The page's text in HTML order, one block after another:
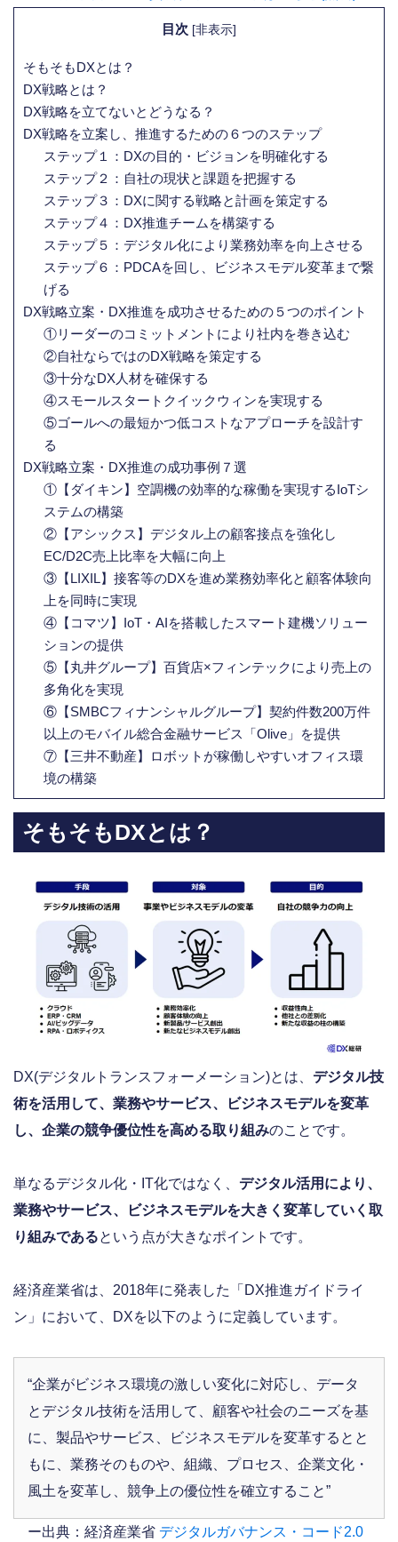
目次 [非表示]
そもそもDXとは？
DX戦略とは？
DX戦略を立てないとどうなる？
DX戦略を立案し、推進するための６つのステップ
ステップ１：DXの目的・ビジョンを明確化する
ステップ２：自社の現状と課題を把握する
ステップ３：DXに関する戦略と計画を策定する
ステップ４：DX推進チームを構築する
ステップ５：デジタル化により業務効率を向上させる
ステップ６：PDCAを回し、ビジネスモデル変革まで繋
げる
DX戦略立案・DX推進を成功させるための５つのポイント
①リーダーのコミットメントにより社内を巻き込む
②自社ならではのDX戦略を策定する
③十分なDX人材を確保する
④スモールスタートクイックウィンを実現する
⑤ゴールへの最短かつ低コストなアプローチを設計す
る
DX戦略立案・DX推進の成功事例７選
①【ダイキン】空調機の効率的な稼働を実現するIoTシ
ステムの構築
②【アシックス】デジタル上の顧客接点を強化し
EC/D2C売上比率を大幅に向上
③【LIXIL】接客等のDXを進め業務効率化と顧客体験向
上を同時に実現
④【コマツ】IoT・AIを搭載したスマート建機ソリュー
ションの提供
⑤【丸井グループ】百貨店×フィンテックにより売上の
多角化を実現
⑥【SMBCフィナンシャルグループ】契約件数200万件
以上のモバイル総合金融サービス「Olive」を提供
⑦【三井不動産】ロボットが稼働しやすいオフィス環
境の構築
そもそもDXとは？
DX(デジタルトランスフォーメーション)とは、 デジタル技
術を活用して、業務やサービス、ビジネスモデルを変革
し、企業の競争優位性を高める取り組みのことです。
単なるデジタル化・IT化ではなく、 デジタル活用により、
業務やサービス、ビジネスモデルを大きく変革していく取
り組みであるという点が大きなポイントです。
経済産業省は、2018年に発表した「DX推進ガイドライ
ン」において、DXを以下のように定義しています。
“企業がビジネス環境の激しい変化に対応し、データ
とデジタル技術を活用して、顧客や社会のニーズを基
に、製品やサービス、ビジネスモデルを変革するとと
もに、業務そのものや、組織、プロセス、企業文化・
風土を変革し、競争上の優位性を確立すること”
ー出典：経済産業省 デジタルガバナンス・コード2.0